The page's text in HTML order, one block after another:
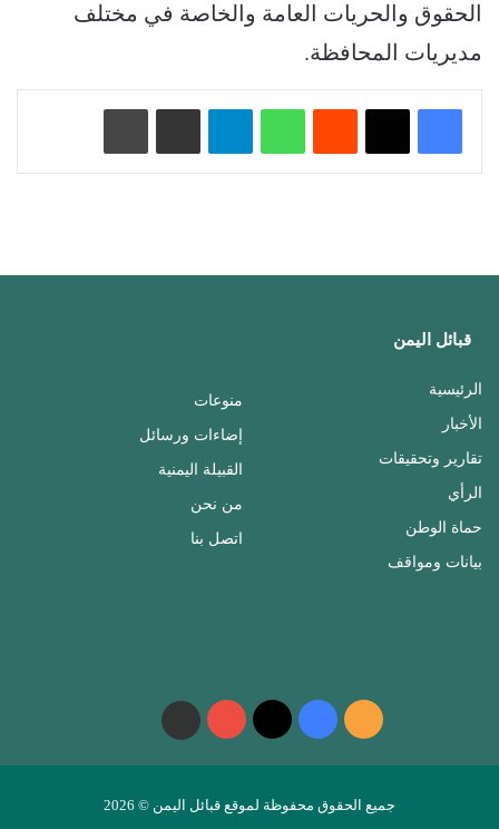
الحقوق والحريات العامة والخاصة في مختلف
مديريات المحافظة.
واتساب تيلقرام
قبائل اليمن
الرئيسية
الأخبار
تقارير وتحقيقات
الرأي
حماة الوطن
بيانات ومواقف
منوعات
إضاءات ورسائل
القبيلة اليمنية
من نحن
اتصل بنا
ملخص
الموقع
RSS
فيسبوك ‫X
‫YouTubeواتساب
جميع الحقوق محفوظة لموقع قبائل اليمن © 2026